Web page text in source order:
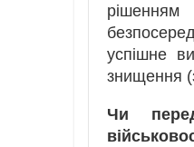
рішенням
успішне
знищення
Чи